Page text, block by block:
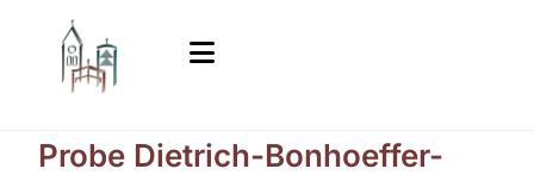
Probe Dietrich-Bonhoeffer-